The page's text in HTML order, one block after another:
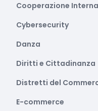
Cooperazione
Cybersecurity
Danza
Diritti e Cittadinanza
Distretti del
E-commerce